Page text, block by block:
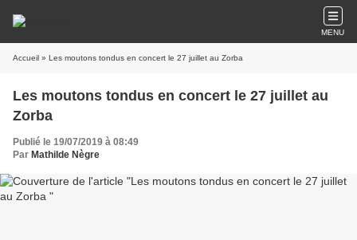
MENU
Accueil » Les moutons tondus en concert le 27 juillet au Zorba
Les moutons tondus en concert le 27 juillet au
Zorba
Publié le 19/07/2019 à 08:49
Par Mathilde Nègre